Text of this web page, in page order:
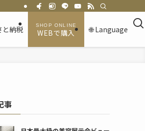
と納税 WEBで購入 🌐 Language
事